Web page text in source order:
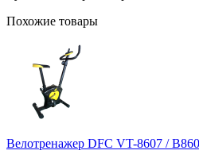
Похожие товары
Велотренажер DFC VT-8607 /